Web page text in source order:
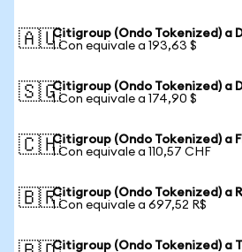
🇦🇺Citigroup (Ondo Tokenized) a
1 Con equivale a 193,63 $
🇸🇬Citigroup (Ondo Tokenized) a
1 Con equivale a 174,90 $
🇨🇭Citigroup (Ondo Tokenized) a
1 Con equivale a 110,57 CHF
🇧🇷Citigroup (Ondo Tokenized) a
1 Con equivale a 697,52 R$
Citigroup (Ondo Tokenized) a